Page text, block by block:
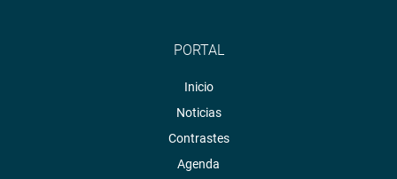
PORTAL
Inicio
Noticias
Contrastes
Agenda